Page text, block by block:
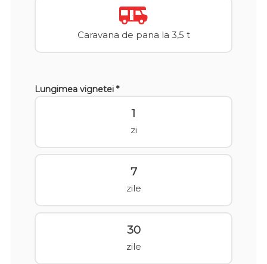
Caravana de pana la 3,5 t
Lungimea vignetei *
1
zi
7
zile
30
zile